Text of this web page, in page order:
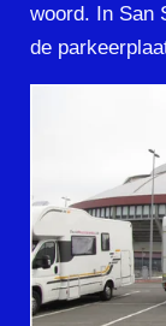
woord. In San
de